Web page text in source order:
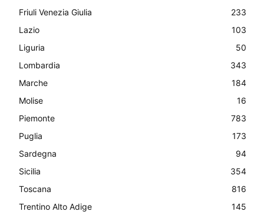
Friuli Venezia Giulia
233
Lazio
103
Liguria
50
Lombardia
343
Marche
184
Molise
16
Piemonte
783
Puglia
173
Sardegna
94
Sicilia
354
Toscana
816
Trentino Alto Adige
145